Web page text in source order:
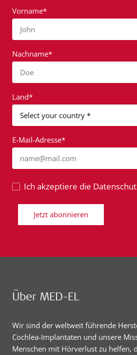
Vorname*
John
Nachname*
Doe
Land*
E-Mail-Adresse*
name@mail.com
Ich akzeptiere die
Jetzt abonnieren
Über MED-EL
Wir sind der weltweit führende
Cochlea-Implantaten und unsere
Menschen mit Hörverlust zu helfen,